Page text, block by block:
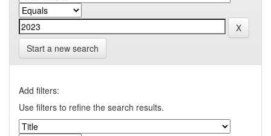
Start a new search
Add filters:
Use filters to refine the search results.